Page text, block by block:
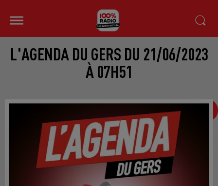
L'AGENDA DU GERS DU 21/06/2023
À 07H51